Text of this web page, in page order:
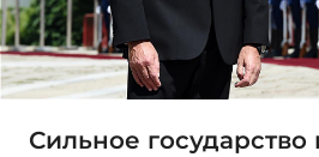
Сильное